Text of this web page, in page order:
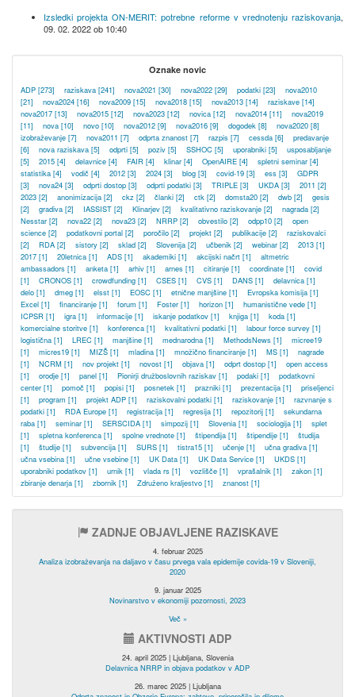
Izsledki projekta ON-MERIT: potrebne reforme v vrednotenju raziskovanja,
09. 02. 2022 ob 10:40
Oznake novic
ADP [273] raziskava [241] nova2021 [30] nova2022 [29] podatki [23]
nova2010
[21]
nova2024 [16] nova2009 [15] nova2018 [15] nova2013 [14] raziskave [14]
nova2017 [13] nova2015 [12] nova2023 [12] novica [12] nova2014 [11]
nova2019
[11]
nova [10] novo [10] nova2012 [9] nova2016 [9] dogodek [8] nova2020 [8]
izobraževanje [7] nova2011 [7] odprta znanost [7] razpis [7] cessda [6]
predavanje
[6]
nova raziskava [5] odprti [5] poziv [5] SSHOC [5] uporabniki [5]
usposabljanje
[5]
2015 [4] delavnice [4] FAIR [4] klinar [4] OpenAIRE [4] spletni seminar [4]
statistika [4] vodič [4] 2012 [3] 2024 [3] blog [3] covid-19 [3] ess [3]
GDPR
[3]
nova24 [3] odprti dostop [3] odprti podatki [3] TRIPLE [3] UKDA [3] 2011 [2]
2023 [2] anonimizacija [2] ckz [2] članki [2] ctk [2] domsta20 [2] dwb [2]
gesis
[2]
gradiva [2] IASSIST [2] Klinarjev [2] kvalitativno raziskovanje [2] nagrada [2]
Nesstar [2] nova22 [2] nova23 [2] NRRP [2] obvestilo [2] odpp10 [2]
open
science [2] podatkovni portal [2] poročilo [2] projekt [2] publikacije [2]
raziskovalci
[2]
RDA [2] sistory [2] sklad [2] Slovenija [2] učbenik [2] webinar [2] 2013 [1]
2017 [1] 20letnica [1] ADS [1] akademiki [1] akcijski načrt [1]
altmetric
ambassadors [1] anketa [1] arhiv [1] arnes [1] citiranje [1] coordinate [1]
covid
[1]
CRONOS [1] crowdfunding [1] CSES [1] CVS [1] DANS [1] delavnica [1]
delo [1] dmeg [1] elsst [1] EOSC [1] etnične manjšine [1] Evropska komisija [1]
Excel [1] financiranje [1] forum [1] Foster [1] horizon [1] humanistične vede [1]
ICPSR [1] igra [1] informacije [1] iskanje podatkov [1] knjiga [1] koda [1]
komercialne storitve [1] konferenca [1] kvalitativni podatki [1] labour force survey [1]
logistična [1] LREC [1] manjšine [1] mednarodna [1] MethodsNews [1]
micree19
[1]
micres19 [1] MIZŠ [1] mladina [1] množično financiranje [1] MS [1]
nagrade
[1]
NCRM [1] nov projekt [1] novost [1] objava [1] odprt dostop [1]
open access
[1]
orodje [1] panel [1] Pionirji družboslovnih raziskav [1] podaki [1]
podatkovni
center [1] pomoč [1] popisi [1] posnetek [1] prazniki [1] prezentacija [1]
priseljenci
[1]
program [1] projekt ADP [1] raziskovalni podatki [1] raziskovanje [1]
razvnanje s
podatki [1] RDA Europe [1] registracija [1] regresija [1] repozitorij [1]
sekundarna
raba [1] seminar [1] SERSCIDA [1] simpozij [1] Slovenia [1] sociologija [1]
splet
[1]
spletna konferenca [1] spolne vrednote [1] štipendija [1] štipendije [1]
študija
[1]
študije [1] subvencija [1] SURS [1] tistra15 [1] učenje [1] učna gradiva [1]
učna vsebina [1] učne vsebine [1] UK Data [1] UK Data Service [1] UKDS [1]
uporabniki podatkov [1] urnik [1] vlada rs [1] vozlišče [1] vprašalnik [1] zakon [1]
zbiranje denarja [1] zbornik [1] Združeno kraljestvo [1] znanost [1]
ZADNJE OBJAVLJENE RAZISKAVE
4. februar 2025
Analiza izobraževanja na daljavo v času prvega vala epidemije covida-19 v Sloveniji,
2020
9. januar 2025
Novinarstvo v ekonomiji pozornosti, 2023
Več »
AKTIVNOSTI ADP
24. april 2025 | Ljubljana, Slovenia
Delavnica NRRP in objava podatkov v ADP
26. marec 2025 | Ljubljana